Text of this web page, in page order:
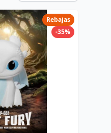
Rebajas
-35%